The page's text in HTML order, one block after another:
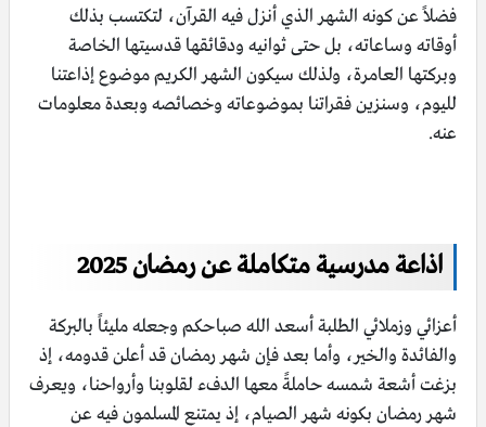
فضلاً عن كونه الشهر الذي أنزل فيه القرآن، لتكتسب بذلك
أوقاته وساعاته، بل حتى ثوانيه ودقائقها قدسيتها الخاصة
وبركتها العامرة، ولذلك سيكون الشهر الكريم موضوع إذاعتنا
لليوم، وسنزين فقراتنا بموضوعاته وخصائصه وبعدة معلومات
عنه.
اذاعة مدرسية متكاملة عن رمضان 2025
أعزائي وزملائي الطلبة أسعد الله صباحكم وجعله مليئاً بالبركة
والفائدة والخير، وأما بعد فإن شهر رمضان قد أعلن قدومه، إذ
بزغت أشعة شمسه حاملةً معها الدفء لقلوبنا وأرواحنا، ويعرف
شهر رمضان بكونه شهر الصيام، إذ يمتنع المسلمون فيه عن